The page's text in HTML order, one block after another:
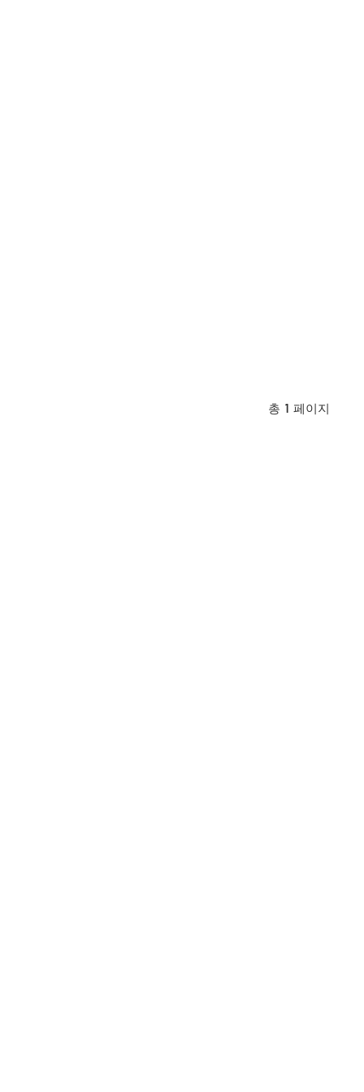
총 1 페이지